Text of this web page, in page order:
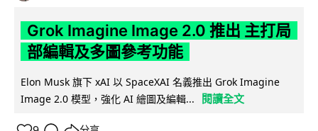
Grok Imagine Image 2.0 推出 主打局
部編輯及多圖參考功能
Elon Musk 旗下 xAI 以 SpaceXAI 名義推出 Grok Imagine
Image 2.0 模型，強化 AI 繪圖及編輯...
閱讀全文